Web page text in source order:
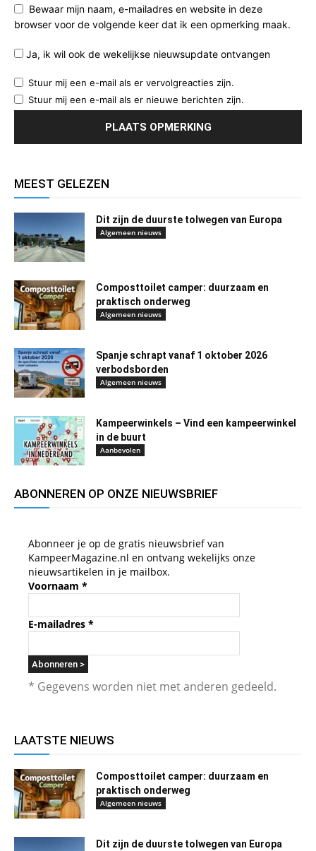
Bewaar mijn naam, e-mailadres en website in deze
browser voor de volgende keer dat ik een opmerking maak.
Ja, ik wil ook de wekelijkse nieuwsupdate ontvangen
Stuur mij een e-mail als er vervolgreacties zijn.
Stuur mij een e-mail als er nieuwe berichten zijn.
MEEST GELEZEN
Dit zijn de duurste tolwegen van Europa
Algemeen nieuws
Composttoilet camper: duurzaam en
praktisch onderweg
Algemeen nieuws
Spanje schrapt vanaf 1 oktober 2026
verbodsborden
Algemeen nieuws
Kampeerwinkels – Vind een kampeerwinkel
in de buurt
Aanbevolen
ABONNEREN OP ONZE NIEUWSBRIEF
Abonneer je op de gratis nieuwsbrief van
KampeerMagazine.nl en ontvang wekelijks onze
nieuwsartikelen in je mailbox.
Voornaam *
E-mailadres *
* Gegevens worden niet met anderen gedeeld.
LAATSTE NIEUWS
Composttoilet camper: duurzaam en
praktisch onderweg
Algemeen nieuws
Dit zijn de duurste tolwegen van Europa